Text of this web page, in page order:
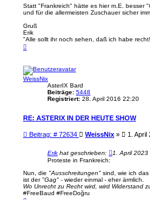
Statt "Frankreich" hätte es hier m.E. besser
und für die allermeisten Zuschauer sicher
Gruß
Erik
"Alle sollt ihr noch sehen, daß ich habe
a
h
o
b
WeissNix
AsterIX Bard
Beiträge: 5448
Registriert: 28. April 2016 22:20
RE: ASTERIX IN DER HEUTE SHOW
Beitrag: # 72634B
i
t
a
g
WeissNix » 1. April
Erik hat geschrieben: 1. April 2023
Proteste in Frankreich:
Nun, die "Ausschreitungen" sind, wie ich
ist der "Gag" - wieder einmal - eher ärmlich.
Wo Unrecht zu Recht wird, wird Widerstand
#FreeBaud #FreeDoğru